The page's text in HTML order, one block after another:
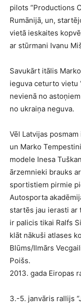
pilots “Productions
Rumānijā, un,
vietā ieskaites
ar stūrmani Ivanu
Savukārt itālis
ieguva ceturto vietu
nevienā no
no ukraiņa neguva.
Vēl Latvijas
un Marko
modele Inesa
ārzemnieki brauks
sportistiem pirmie
Autosporta
startēs jau ierasti ar
ir palicis tikai Ralfs
klāt nākuši atlases
Blūms/Ilmārs
Poišs.
2013. gada Eiropas
3.-5. janvāris rallijs